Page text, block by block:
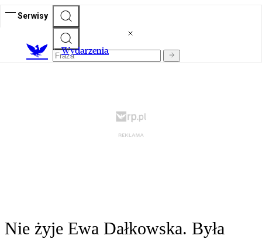
Serwisy
Wydarzenia
Nie żyje Ewa Dałkowska. Była